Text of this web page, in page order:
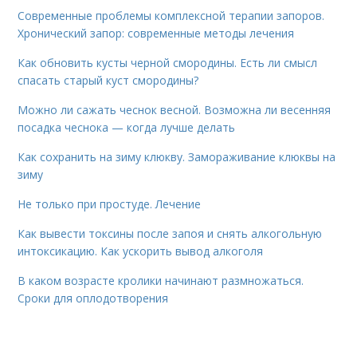
Современные проблемы комплексной терапии запоров.
Хронический запор: современные методы лечения
Как обновить кусты черной смородины. Есть ли смысл
спасать старый куст смородины?
Можно ли сажать чеснок весной. Возможна ли весенняя
посадка чеснока — когда лучше делать
Как сохранить на зиму клюкву. Замораживание клюквы на
зиму
Не только при простуде. Лечение
Как вывести токсины после запоя и снять алкогольную
интоксикацию. Как ускорить вывод алкоголя
В каком возрасте кролики начинают размножаться.
Сроки для оплодотворения